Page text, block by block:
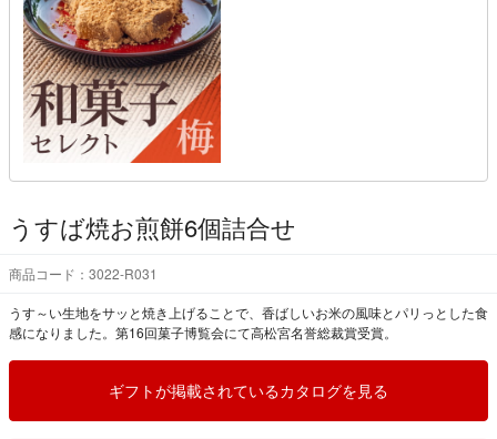
うすば焼お煎餅6個詰合せ
商品コード：3022-R031
うす～い生地をサッと焼き上げることで、香ばしいお米の風味とパリっとした食
感になりました。第16回菓子博覧会にて高松宮名誉総裁賞受賞。
ギフトが掲載されているカタログを見る